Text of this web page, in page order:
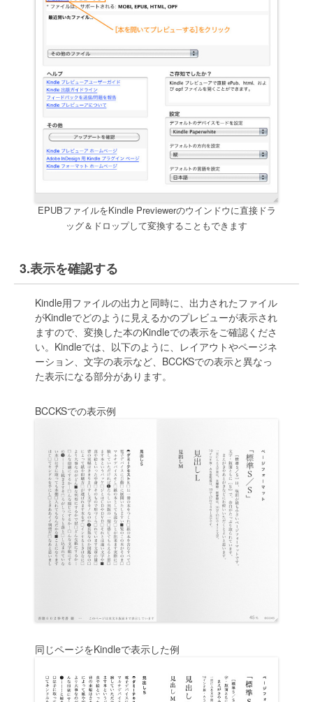
EPUBファイルをKindle Previewerのウインドウに直接ドラ
ッグ＆ドロップして変換することもできます
表示を確認する
Kindle用ファイルの出力と同時に、出力されたファイル
がKindleでどのように見えるかのプレビューが表示され
ますので、変換した本のKindleでの表示をご確認くださ
い。Kindleでは、以下のように、レイアウトやページネ
ーション、文字の表示など、BCCKSでの表示と異なっ
た表示になる部分があります。
BCCKSでの表示例
同じページをKindleで表示した例